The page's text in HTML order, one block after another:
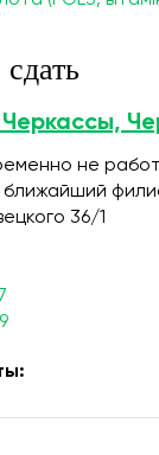
Черкассы,
не
36/1